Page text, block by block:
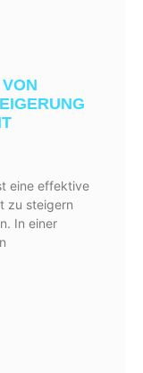
eine effektive
zu steigern
In einer